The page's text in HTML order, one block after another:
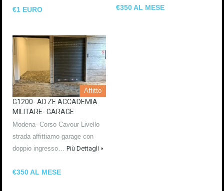
€1 EURO €350 AL MESE
Affitto
G1200- AD.ZE ACCADEMIA
MILITARE- GARAGE
Modena- Corso Cavour Livello
strada affittiamo garage con
doppio ingresso… Più Dettagli
€350 AL MESE